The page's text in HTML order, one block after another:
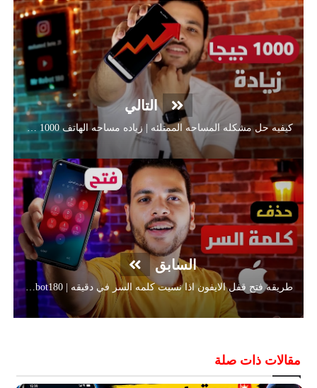
التالي
كيفيه حل مشكله المساحه الممتلئه | زياده مساحه الهاتف 1000 جيجا بايت
السابق
طريقه فتح قفل الايفون اذا نسيت كلمه السر في دقيقه | Mr Robot180
مقالات ذات صلة